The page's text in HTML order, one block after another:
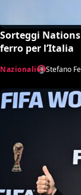
Sorteggi
ferro per l’Italia
Nazionali Stefano